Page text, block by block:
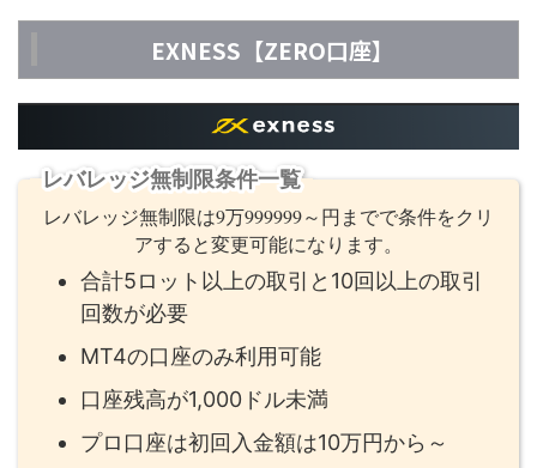
EXNESS【ZERO口座】
レバレッジ無制限条件一覧
レバレッジ無制限は9万999999～円までで条件をクリ
アすると変更可能になります。
合計5ロット以上の取引と10回以上の取引
回数が必要
MT4の口座のみ利用可能
口座残高が1,000ドル未満
プロ口座は初回入金額は10万円から～